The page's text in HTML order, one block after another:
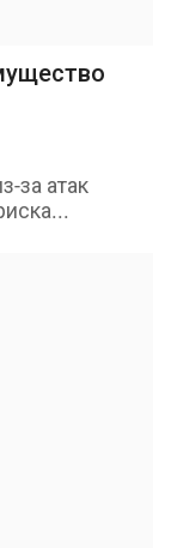
за атак